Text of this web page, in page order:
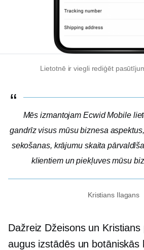
Lietotnē ir viegli rediģēt
Mēs izmantojam Ecwid Mobile
gandrīz visus mūsu biznesa
sekošanas, krājumu skaita
klientiem un piekļuves mūsu
Kristians Ilagans
Dažreiz Džeisons un
augus izstādēs un botāniskās